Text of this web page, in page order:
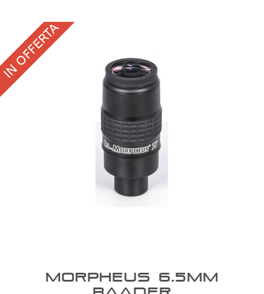
ENTI E PA
CONTATTI
GLI ORDINI SARANNO EVASI
MORPHEUS 6.5MM